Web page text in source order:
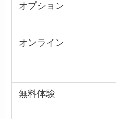
オプション
オンライン
無料体験